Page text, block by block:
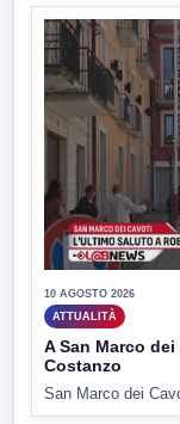
10 AGOSTO 2026
ATTUALITÀ
A San Marco
Costanzo
San Marco dei